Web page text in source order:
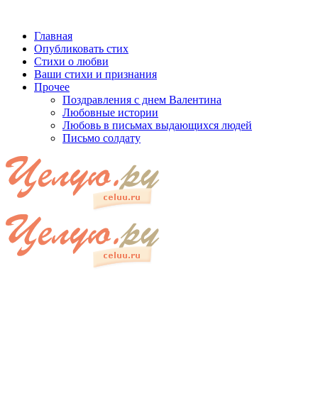
Главная
Опубликовать стих
Стихи о любви
Ваши стихи и признания
Прочее
Поздравления с днем Валентина
Любовные истории
Любовь в письмах выдающихся людей
Письмо солдату